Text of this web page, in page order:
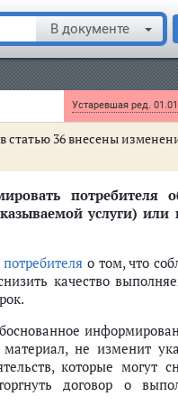
В документе
Устаревшая ред.
полную или частичную
утрату
приемке
статью 36 внесены
потребителя
услуги) или
потребителя о том, что
качество
не изменит
которые могут
договор о